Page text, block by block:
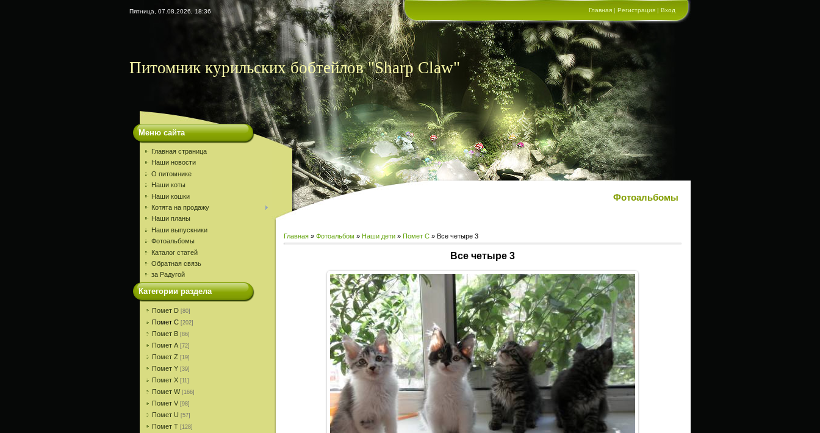
Пятница, 07.08.2026, 18:36 Главная | Регистрация | Вход
Питомник курильских бобтейлов "Sharp Claw"
Меню сайта
Главная страница
Наши новости
О питомнике
Наши коты
Наши кошки
Котята на продажу
Наши планы
Наши выпускники
Фотоальбомы
Каталог статей
Обратная связь
за Радугой
Категории раздела
Помет D [80]
Помет С [202]
Помет В [86]
Помет A [72]
Помет Z [19]
Помет Y [39]
Помет X [11]
Помет W [166]
Помет V [98]
Помет U [57]
Помет T [128]
Фотоальбомы
Главная » Фотоальбом » Наши дети » Помет С » Все четыре 3
Все четыре 3